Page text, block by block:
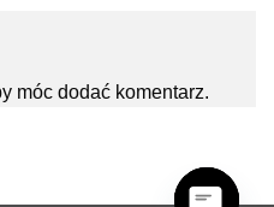
móc dodać komentarz.